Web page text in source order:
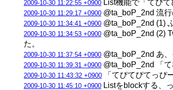
2009-10-30 11:22:55 +0900 List機能で「てぴ
2009-10-30 11:29:17 +0900 @ta_boP_2nd 流
2009-10-30 11:34:41 +0900 @ta_boP_2nd (1)
2009-10-30 11:34:53 +0900 @ta_boP_2nd (2)
た。
2009-10-30 11:37:54 +0900 @ta_boP_2nd あ
2009-10-30 11:39:31 +0900 @ta_boP_2nd 「
2009-10-30 11:43:32 +0900 「てぴてぴてっぴ
2009-10-30 11:45:10 +0900 Listをblockする、